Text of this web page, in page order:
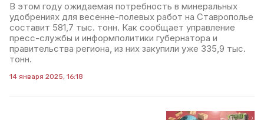
В этом году ожидаемая потребность в минеральных
удобрениях для весенне-полевых работ на Ставрополье
составит 581,7 тыс. тонн. Как сообщает управление
пресс-службы и информполитики губернатора и
правительства региона, из них закупили уже 335,9 тыс.
тонн.
14 января 2025, 16:18